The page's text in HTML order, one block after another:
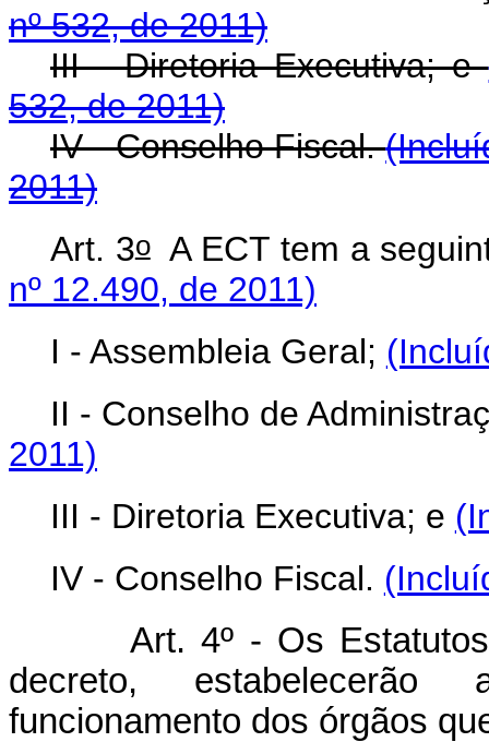
nº 532, de 2011)
III - Diretoria Executiva; e
532, de 2011)
IV - Conselho Fiscal.
2011)
Art. 3oA ECT tem a
nº 12.490, de 2011)
I - Assembleia Geral;
II - Conselho de
2011)
III - Diretoria Executiva; e
IV - Conselho Fiscal.
Art. 4º - Os Estatutos
decreto,
funcionamento dos órgãos